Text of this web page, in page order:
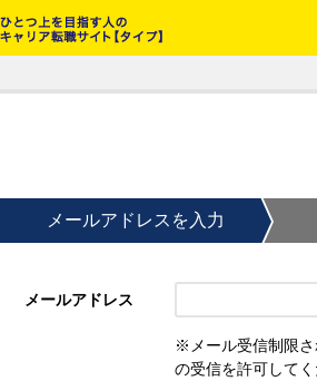
メールアドレスを入力
メールアドレス
※メール受信制限
の受信を許可してく